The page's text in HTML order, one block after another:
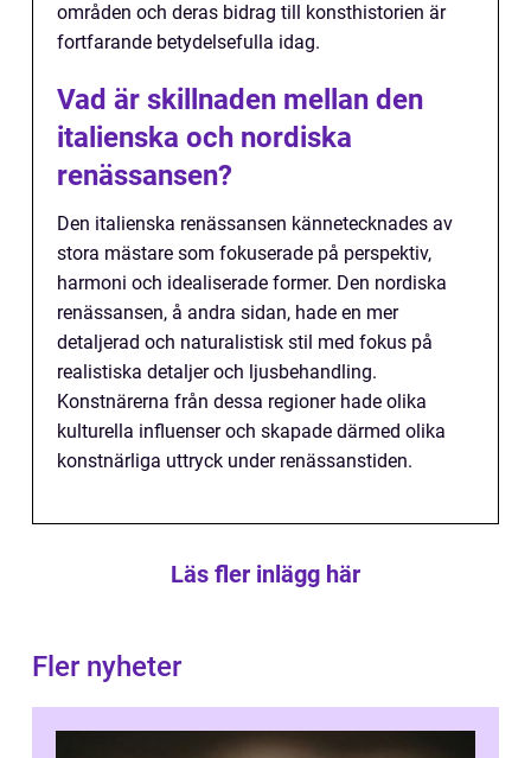
områden och deras bidrag till konsthistorien är
fortfarande betydelsefulla idag.
Vad är skillnaden mellan den
italienska och nordiska
renässansen?
Den italienska renässansen kännetecknades av
stora mästare som fokuserade på perspektiv,
harmoni och idealiserade former. Den nordiska
renässansen, å andra sidan, hade en mer
detaljerad och naturalistisk stil med fokus på
realistiska detaljer och ljusbehandling.
Konstnärerna från dessa regioner hade olika
kulturella influenser och skapade därmed olika
konstnärliga uttryck under renässanstiden.
Läs fler inlägg här
Fler nyheter